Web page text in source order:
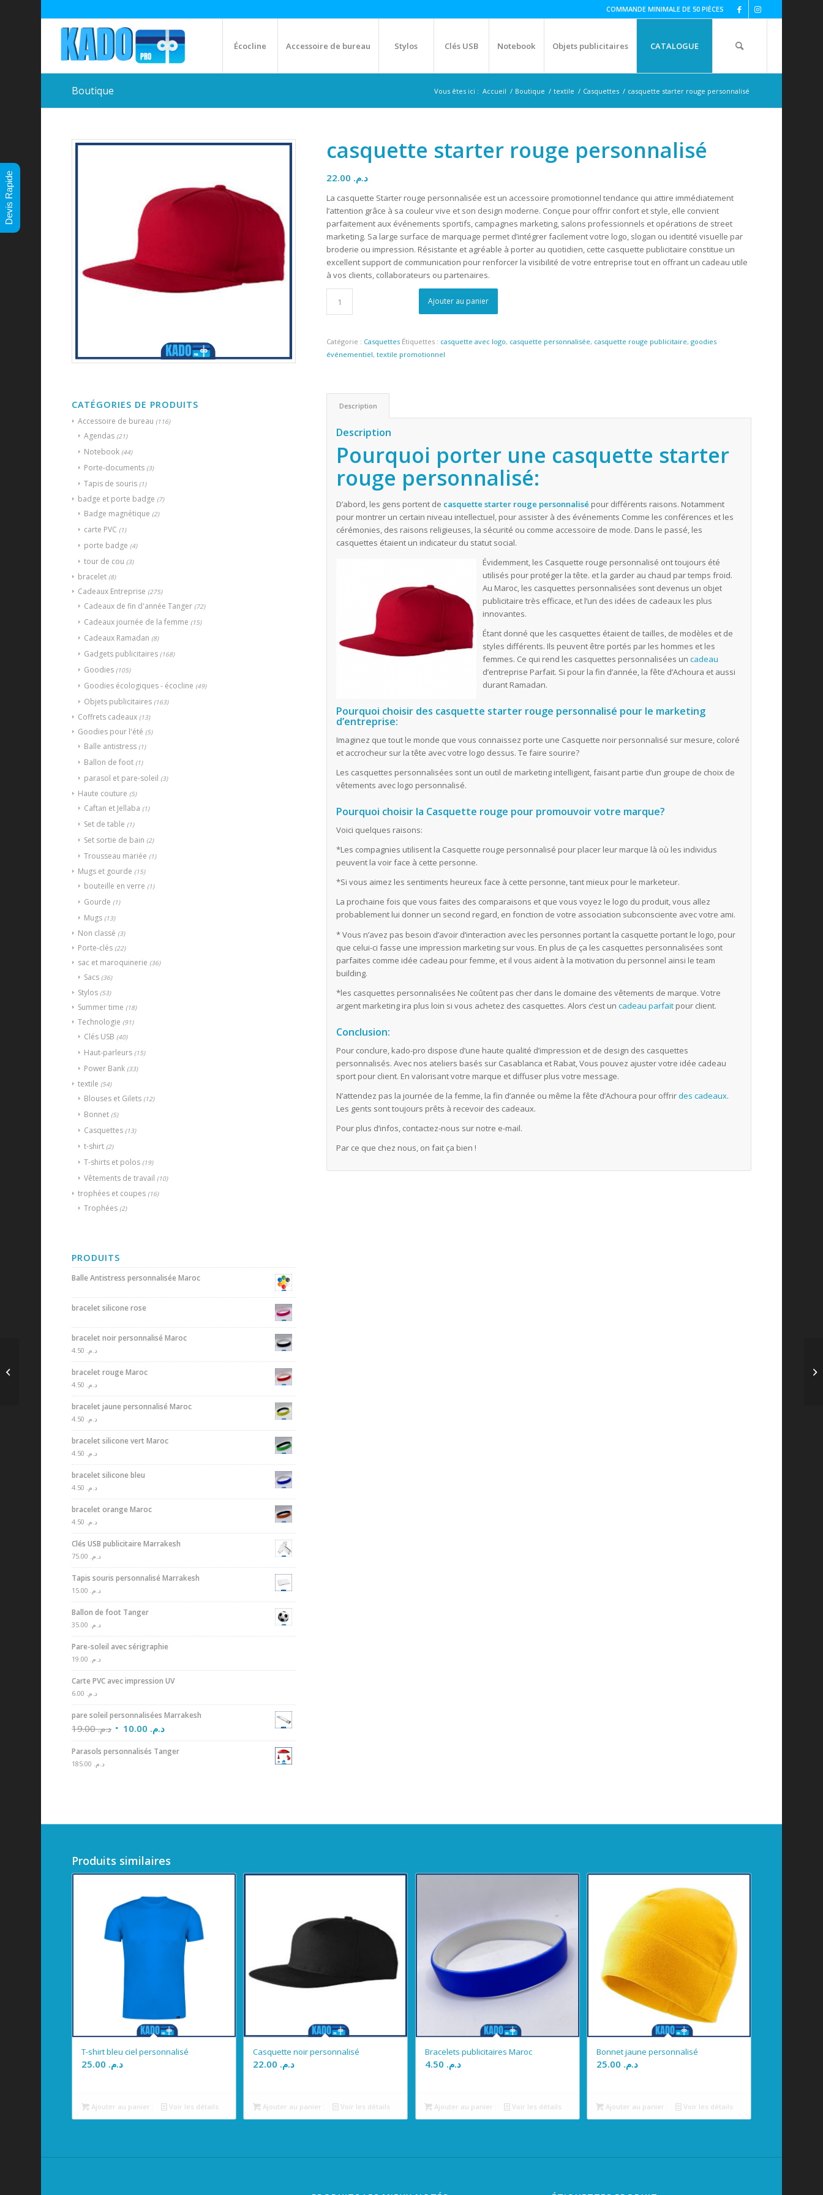
COMMANDE MINIMALE DE 50 PIÈCES
Écocline Accessoire de bureau Stylos Clés USB Notebook Objets publicitaires CATALOGUE
Boutique Vous êtes ici : Accueil / Boutique / textile / Casquettes / casquette starter rouge personnalisé
CATÉGORIES DE PRODUITS
Accessoire de bureau (116)
Agendas (21)
Notebook (44)
Porte-documents (3)
Tapis de souris (1)
badge et porte badge (7)
Badge magnétique (2)
carte PVC (1)
porte badge (4)
tour de cou (3)
bracelet (8)
Cadeaux Entreprise (275)
Cadeaux de fin d'année Tanger (72)
Cadeaux journée de la femme (15)
Cadeaux Ramadan (8)
Gadgets publicitaires (168)
Goodies (105)
Goodies écologiques - écocline (49)
Objets publicitaires (163)
Coffrets cadeaux (13)
Goodies pour l'été (5)
Balle antistress (1)
Ballon de foot (1)
parasol et pare-soleil (3)
Haute couture (5)
Caftan et Jellaba (1)
Set de table (1)
Set sortie de bain (2)
Trousseau mariée (1)
Mugs et gourde (15)
bouteille en verre (1)
Gourde (1)
Mugs (13)
Non classé (3)
Porte-clés (22)
sac et maroquinerie (36)
Sacs (36)
Stylos (53)
Summer time (18)
Technologie (91)
Clés USB (40)
Haut-parleurs (15)
Power Bank (33)
textile (54)
Blouses et Gilets (12)
Bonnet (5)
Casquettes (13)
t-shirt (2)
T-shirts et polos (19)
Vêtements de travail (10)
trophées et coupes (16)
Trophées (2)
PRODUITS
Balle Antistress personnalisée Maroc
bracelet silicone rose
bracelet noir personnalisé Maroc
د.م.
bracelet rouge Maroc
د.م.
bracelet jaune personnalisé Maroc
د.م.
bracelet silicone vert Maroc
د.م.
bracelet silicone bleu
د.م.
bracelet orange Maroc
د.م.
Clés USB publicitaire Marrakesh
د.م.
Tapis souris personnalisé Marrakesh
د.م.
Ballon de foot Tanger
د.م.
Pare-soleil avec sérigraphie
د.م.
Carte PVC avec impression UV
د.م.
pare soleil personnalisées Marrakesh
د.م.19.00 د.م.
Parasols personnalisés Tanger
د.م.
casquette starter rouge personnalisé
د.م.
La casquette Starter rouge personnalisée est un accessoire promotionnel tendance qui attire immédiatement
l’attention grâce à sa couleur vive et son design moderne. Conçue pour offrir confort et style, elle convient
parfaitement aux événements sportifs, campagnes marketing, salons professionnels et opérations de street
marketing. Sa large surface de marquage permet d’intégrer facilement votre logo, slogan ou identité visuelle par
broderie ou impression. Résistante et agréable à porter au quotidien, cette casquette publicitaire constitue un
excellent support de communication pour renforcer la visibilité de votre entreprise tout en offrant un cadeau utile
à vos clients, collaborateurs ou partenaires.
Ajouter au panier
Catégorie : Casquettes Étiquettes : casquette avec logo, casquette personnalisée, casquette rouge publicitaire,goodies
événementiel,textile promotionnel
Description
Description
Pourquoi porter une casquette starter
rouge personnalisé:
D’abord, les gens portent de casquette starter rouge personnalisé pour différents raisons. Notamment
pour montrer un certain niveau intellectuel, pour assister à des événements Comme les conférences et les
cérémonies, des raisons religieuses, la sécurité ou comme accessoire de mode. Dans le passé, les
casquettes étaient un indicateur du statut social.
Évidemment, les Casquette rouge personnalisé ont toujours été
utilisés pour protéger la tête. et la garder au chaud par temps froid.
Au Maroc, les casquettes personnalisées sont devenus un objet
publicitaire très efficace, et l’un des idées de cadeaux les plus
innovantes.
Étant donné que les casquettes étaient de tailles, de modèles et de
styles différents. Ils peuvent être portés par les hommes et les
femmes. Ce qui rend les casquettes personnalisées un cadeau
d’entreprise Parfait. Si pour la fin d’année, la fête d’Achoura et aussi
durant Ramadan.
Pourquoi choisir des casquette starter rouge personnalisé pour le marketing
d’entreprise:
Imaginez que tout le monde que vous connaissez porte une Casquette noir personnalisé sur mesure, coloré
et accrocheur sur la tête avec votre logo dessus. Te faire sourire?
Les casquettes personnalisées sont un outil de marketing intelligent, faisant partie d’un groupe de choix de
vêtements avec logo personnalisé.
Pourquoi choisir la Casquette rouge pour promouvoir votre marque?
Voici quelques raisons:
*Les compagnies utilisent la Casquette rouge personnalisé pour placer leur marque là où les individus
peuvent la voir face à cette personne.
*Si vous aimez les sentiments heureux face à cette personne, tant mieux pour le marketeur.
La prochaine fois que vous faites des comparaisons et que vous voyez le logo du produit, vous allez
probablement lui donner un second regard, en fonction de votre association subconsciente avec votre ami.
* Vous n’avez pas besoin d’avoir d’interaction avec les personnes portant la casquette portant le logo, pour
que celui-ci fasse une impression marketing sur vous. En plus de ça les casquettes personnalisées sont
parfaites comme idée cadeau pour femme, et il vous aident à la motivation du personnel ainsi le team
building.
*les casquettes personnalisées Ne coûtent pas cher dans le domaine des vêtements de marque. Votre
argent marketing ira plus loin si vous achetez des casquettes. Alors c’est un cadeau parfait pour client.
Conclusion:
Pour conclure, kado-pro dispose d’une haute qualité d’impression et de design des casquettes
personnalisés. Avec nos ateliers basés sur Casablanca et Rabat, Vous pouvez ajuster votre idée cadeau
sport pour client. En valorisant votre marque et diffuser plus votre message.
N’attendez pas la journée de la femme, la fin d’année ou même la fête d’Achoura pour offrirdes cadeaux.
Les gents sont toujours prêts à recevoir des cadeaux.
Pour plus d’infos, contactez-nous sur notre e-mail.
Par ce que chez nous, on fait ça bien !
Produits similaires
T-shirt bleu ciel personnalisé
د.م.
Ajouter au panier Voir les détails
Casquette noir personnalisé
د.م.
Ajouter au panier Voir les détails
Bracelets publicitaires Maroc
د.م.
Ajouter au panier Voir les détails
Bonnet jaune personnalisé
د.م.
Ajouter au panier Voir les détails
porte-clés sur mesure
Devis Rapide